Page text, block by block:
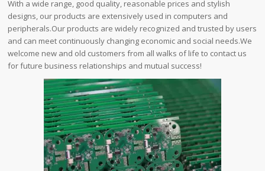
With a wide range, good quality, reasonable prices and stylish
designs, our products are extensively used in computers and
peripherals.Our products are widely recognized and trusted by users
and can meet continuously changing economic and social needs.We
welcome new and old customers from all walks of life to contact us
for future business relationships and mutual success!